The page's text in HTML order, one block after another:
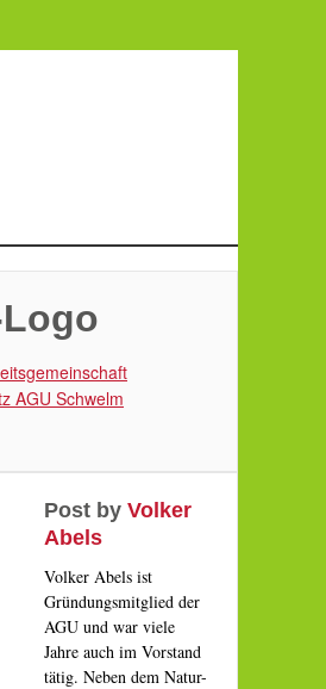
Post by Volker
Abels
Volker Abels ist
Gründungsmitglied der
AGU und war viele
Jahre auch im Vorstand
tätig. Neben dem Natur-